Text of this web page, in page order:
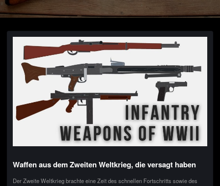
Waffen aus dem Zweiten Weltkrieg, die versagt haben
Der Zweite Weltkrieg brachte eine Zeit des schnellen Fortschritts sowie des